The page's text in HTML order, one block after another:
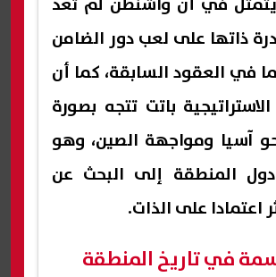
ذاتها على لعب دور الضامن
في العقود السابقة، كما أن
باتت تتجه بصورة
آسيا ومواجهة الصين، وهو
المنطقة إلى البحث عن
اعتمادا على الذات.
في تاريخ المنطقة